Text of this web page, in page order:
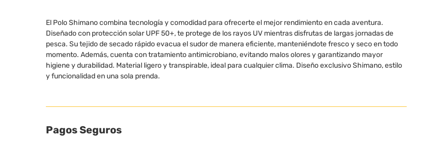
El Polo Shimano combina tecnología y comodidad para ofrecerte el mejor rendimiento en cada aventura.
Diseñado con protección solar UPF 50+, te protege de los rayos UV mientras disfrutas de largas jornadas de
pesca. Su tejido de secado rápido evacua el sudor de manera eficiente, manteniéndote fresco y seco en todo
momento. Además, cuenta con tratamiento antimicrobiano, evitando malos olores y garantizando mayor
higiene y durabilidad. Material ligero y transpirable, ideal para cualquier clima. Diseño exclusivo Shimano, estilo
y funcionalidad en una sola prenda.
Pagos Seguros